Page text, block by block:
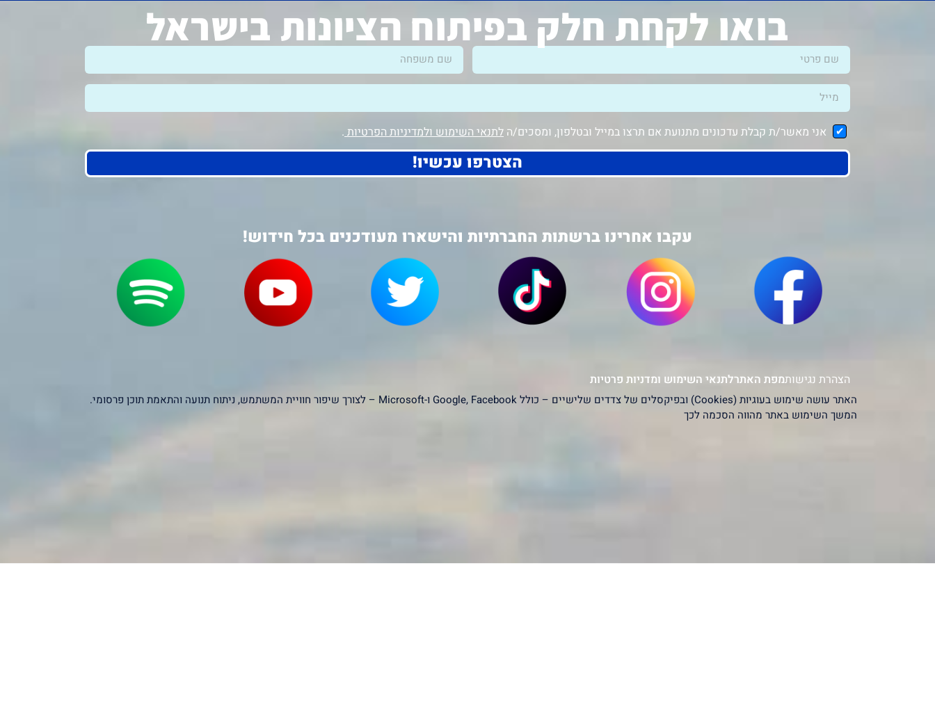
בואו לקחת חלק בפיתוח הציונות בישראל
אני מאשר/ת קבלת עדכונים מתנועת אם תרצו במייל ובטלפון, ומסכים/ה לתנאי השימוש ולמדיניות הפרטיות.
הצטרפו עכשיו!
עקבו אחרינו ברשתות החברתיות והישארו מעודכנים בכל חידוש!
הצהרת נגישותמפת האתרלתנאי השימוש ומדניות פרטיות
האתר עושה שימוש בעוגיות (Cookies) ובפיקסלים של צדדים שלישיים – כולל Google, Facebook ו-Microsoft – לצורך שיפור חוויית המשתמש, ניתוח תנועה והתאמת תוכן פרסומי.
המשך השימוש באתר מהווה הסכמה לכך